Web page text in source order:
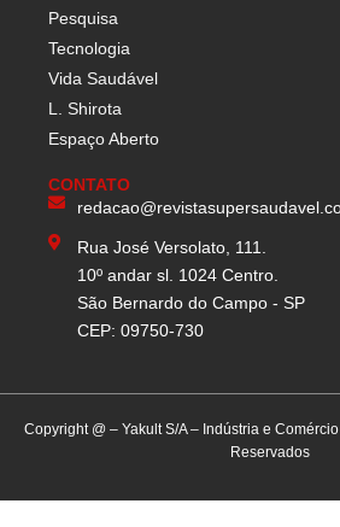
Pesquisa
Tecnologia
Vida Saudável
L. Shirota
Espaço Aberto
CONTATO
Rua José Versolato, 111.
10º andar sl. 1024 Centro.
São Bernardo do Campo - SP
CEP: 09750-730
Copyright @ – Yakult S/A – Indústria e
Reservados